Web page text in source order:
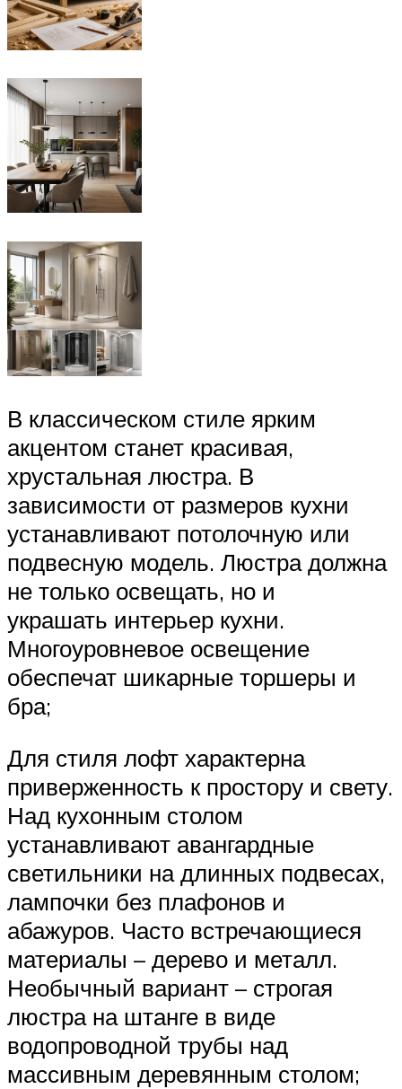
В классическом стиле ярким
акцентом станет красивая,
хрустальная люстра. В
зависимости от размеров кухни
устанавливают потолочную или
подвесную модель. Люстра должна
не только освещать, но и
украшать интерьер кухни.
Многоуровневое освещение
обеспечат шикарные торшеры и
бра;
Для стиля лофт характерна
приверженность к простору и свету.
Над кухонным столом
устанавливают авангардные
светильники на длинных подвесах,
лампочки без плафонов и
абажуров. Часто встречающиеся
материалы – дерево и металл.
Необычный вариант – строгая
люстра на штанге в виде
водопроводной трубы над
массивным деревянным столом;